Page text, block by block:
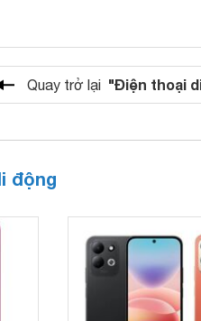
Quay trở lại "Điện thoại
động